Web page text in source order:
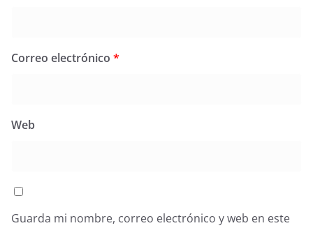
Correo electrónico *
Web
Guarda mi nombre, correo electrónico y web en este